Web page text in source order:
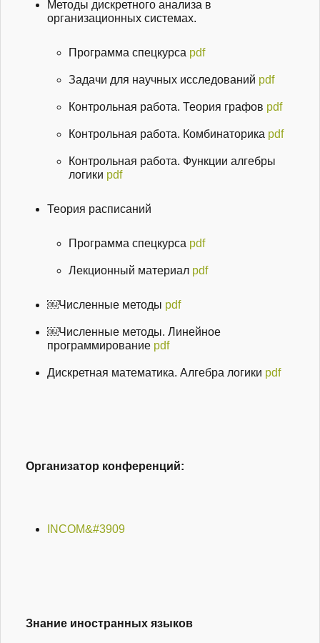
Методы дискретного анализа в
организационных системах.
Программа спецкурса pdf
Задачи для научных исследований pdf
Контрольная работа. Теория графов pdf
Контрольная работа. Комбинаторика pdf
Контрольная работа. Функции алгебры
логики pdf
Теория расписаний
Программа спецкурса pdf
Лекционный материал pdf
￼Численные методы pdf
￼Численные методы. Линейное
программирование pdf
Дискретная математика. Алгебра логики pdf
Организатор конференций:
INCOM&#3909
Знание иностранных языков